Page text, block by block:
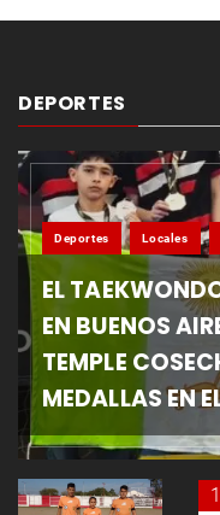
DEPORTES
Deportes Locales
EL
EN BUENOS
TEMPLE
MEDALLAS EN